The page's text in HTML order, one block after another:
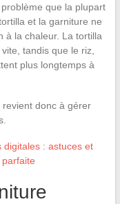
que la plupart
et la garniture ne
à la chaleur. La tortilla
tandis que le riz,
plus longtemps à
donc à gérer
digitales : astuces et